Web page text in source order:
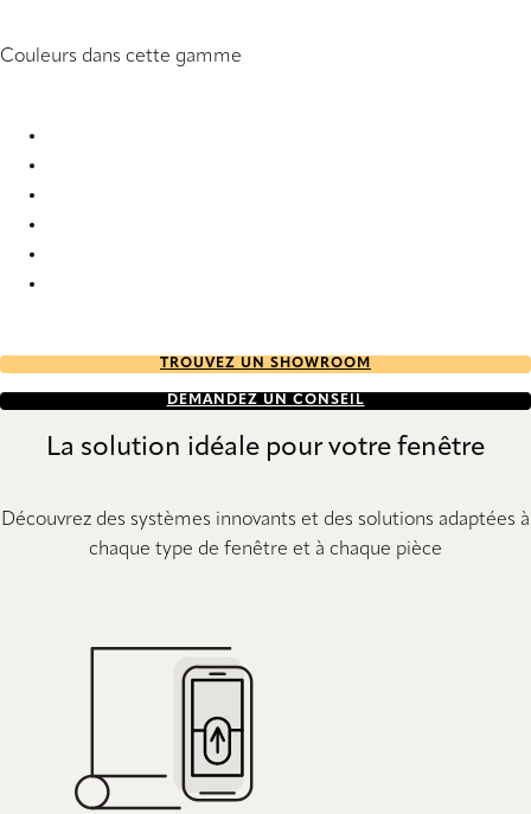
Couleurs dans cette gamme
TROUVEZ UN SHOWROOM
DEMANDEZ UN CONSEIL
La solution idéale pour votre fenêtre
Découvrez des systèmes innovants et des solutions adaptées à
chaque type de fenêtre et à chaque pièce